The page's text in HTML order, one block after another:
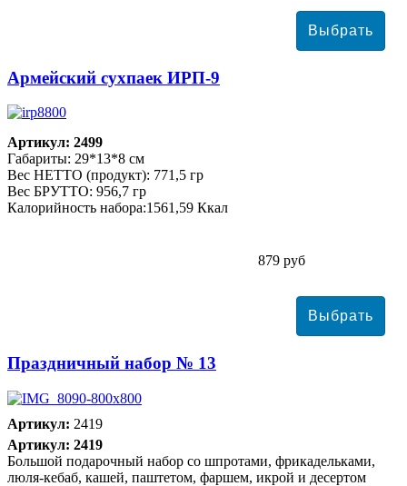
Армейский сухпаек ИРП-9
Артикул: 2499
Габариты: 29*13*8 см
Вес НЕТТО (продукт): 771,5 гр
Вес БРУТТО: 956,7 гр
Калорийность набора:1561,59 Ккал
879 руб
Праздничный набор № 13
Артикул: 2419
Артикул: 2419
Большой подарочный набор со шпротами, фрикадельками,
люля-кебаб, кашей, паштетом, фаршем, икрой и десертом